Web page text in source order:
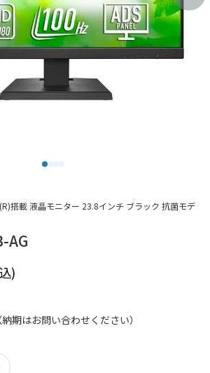
AG
搭載 液晶モニター 23.8インチ ブラック 抗菌モデ
期はお問い合わせください）